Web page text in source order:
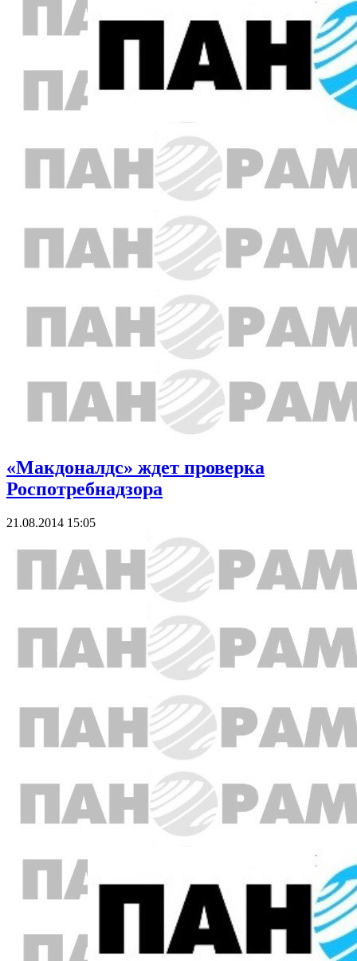
«Макдоналдс» ждет проверка
Роспотребнадзора
21.08.2014 15:05